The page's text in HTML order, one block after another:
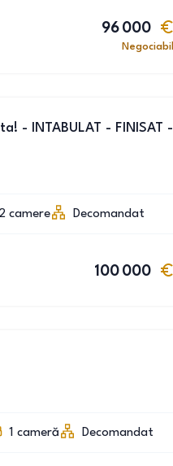
96 000
Negociabil
- INTABULAT - FINISAT -
2 camere Decomandat
100 000
1 cameră Decomandat